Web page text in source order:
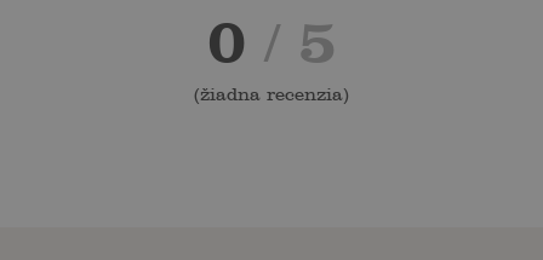
0 / 5
(žiadna recenzia)